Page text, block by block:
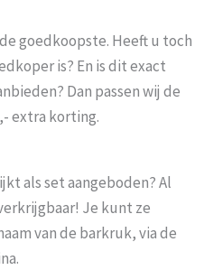
goedkoopste. Heeft u toch
is? En is dit exact
Dan passen wij de
extra korting.
als set aangeboden? Al
Je kunt ze
van de barkruk, via de